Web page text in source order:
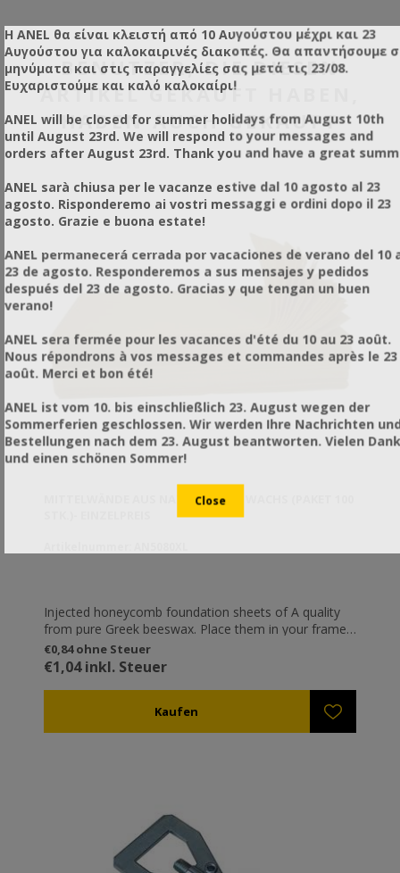
BENUTZER, DIE DIESEN
ARTIKEL GEKAUFT HABEN,
HABEN AUCH GEKAUFT
MITTELWÄNDE AUS NATÜRLICHEM WACHS (PAKET 100
Injected honeycomb foundation sheets of A quality
from pure Greek beeswax. Place them in your frames
as a base, so that the bees can then build them with
their own wax.
€0,84 ohne Steuer
€1,04 inkl. Steuer
Η ANEL θα είναι κλειστή από 10 Αυγούστου μέχρι και 23
Αυγούστου για καλοκαιρινές διακοπές. Θα απαντήσουμε
μηνύματα και στις παραγγελίες σας μετά τις 23/08.
Ευχαριστούμε και καλό καλοκαίρι!
ANEL will be closed for summer holidays from August 10th
until August 23rd. We will respond to your messages and
orders after August 23rd. Thank you and have a great
ANEL sarà chiusa per le vacanze estive dal 10 agosto al 23
agosto. Risponderemo ai vostri messaggi e ordini dopo il 23
agosto. Grazie e buona estate!
ANEL permanecerá cerrada por vacaciones de verano del 10
23 de agosto. Responderemos a sus mensajes y pedidos
después del 23 de agosto. Gracias y que tengan un buen
verano!
ANEL sera fermée pour les vacances d'été du 10 au 23 août.
Nous répondrons à vos messages et commandes après le 23
août. Merci et bon été!
ANEL ist vom 10. bis einschließlich 23. August wegen der
Sommerferien geschlossen. Wir werden Ihre Nachrichten
Bestellungen nach dem 23. August beantworten. Vielen Dank
und einen schönen Sommer!